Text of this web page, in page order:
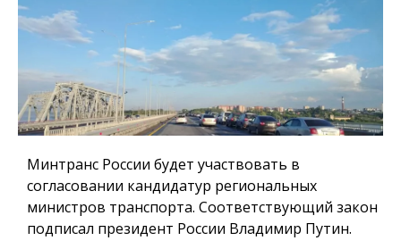
Минтранс России будет участвовать в
согласовании кандидатур региональных
министров транспорта. Соответствующий закон
подписал президент России Владимир Путин.